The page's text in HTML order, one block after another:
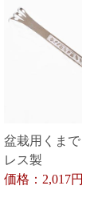
盆栽用くまで
レス製
価格：2,017円